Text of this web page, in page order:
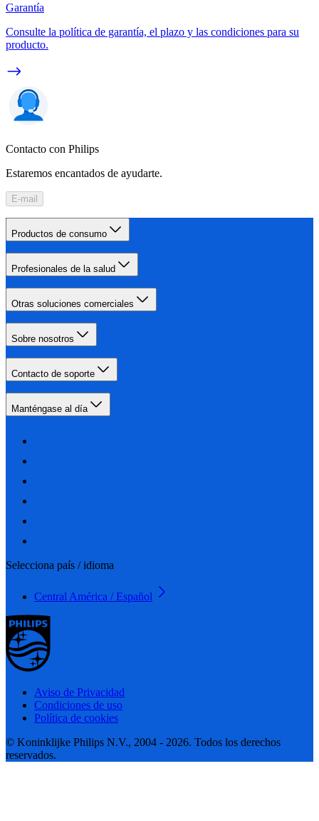
Garantía
Consulte la política de garantía, el plazo y las condiciones para su
producto.
Contacto con Philips
Estaremos encantados de ayudarte.
E-mail
Productos de consumo
Profesionales de la salud
Otras soluciones comerciales
Sobre nosotros
Contacto de soporte
Manténgase al día
Selecciona país / idioma
Central América / Español
Aviso de Privacidad
Condiciones de uso
Política de cookies
© Koninklijke Philips N.V., 2004 - 2026. Todos los derechos
reservados.